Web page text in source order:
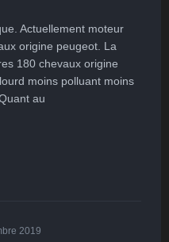
Actuellement moteur
origine peugeot. La
180 chevaux origine
moins polluant moins
au
2019